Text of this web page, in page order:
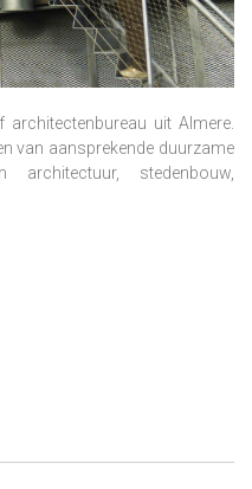
uit Almere.
van aansprekende duurzame
stedenbouw,